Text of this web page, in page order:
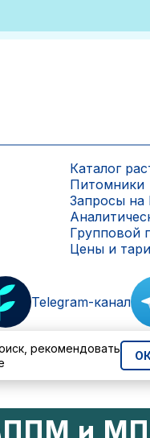
и
Каталог
Питомники
Запросы на
Групповой
Цены и
Telegram-канал
рекомендовать